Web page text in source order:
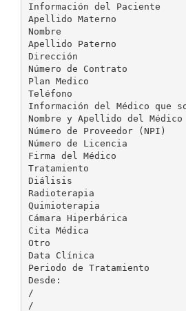
Información del Paciente
Apellido Materno
Nombre
Apellido Paterno
Dirección
Número de Contrato
Plan Medico
Teléfono
Información del Médico que
Nombre y Apellido del Médico
Número de Proveedor (NPI)
Número de Licencia
Firma del Médico
Tratamiento
Diálisis
Radioterapia
Quimioterapia
Cámara Hiperbárica
Cita Médica
Otro
Data Clínica
Periodo de Tratamiento
Desde:
/
/